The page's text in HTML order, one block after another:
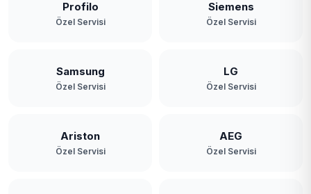
Profilo
Özel Servisi
Siemens
Özel Servisi
Samsung
Özel Servisi
LG
Özel Servisi
Ariston
Özel Servisi
AEG
Özel Servisi